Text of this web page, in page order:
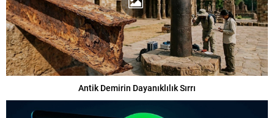
Antik Demirin Dayanıklılık Sırrı